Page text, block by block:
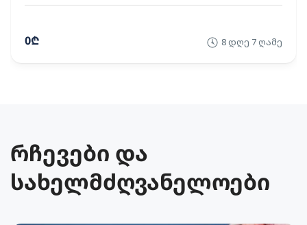
0₾ 8 დღე 7 ღამე
რჩევები და
სახელმძღვანელოები